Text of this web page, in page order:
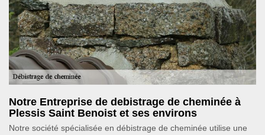
Notre Entreprise de debistrage de cheminée à
Plessis Saint Benoist et ses environs
Notre société spécialisée en débistrage de cheminée utilise une